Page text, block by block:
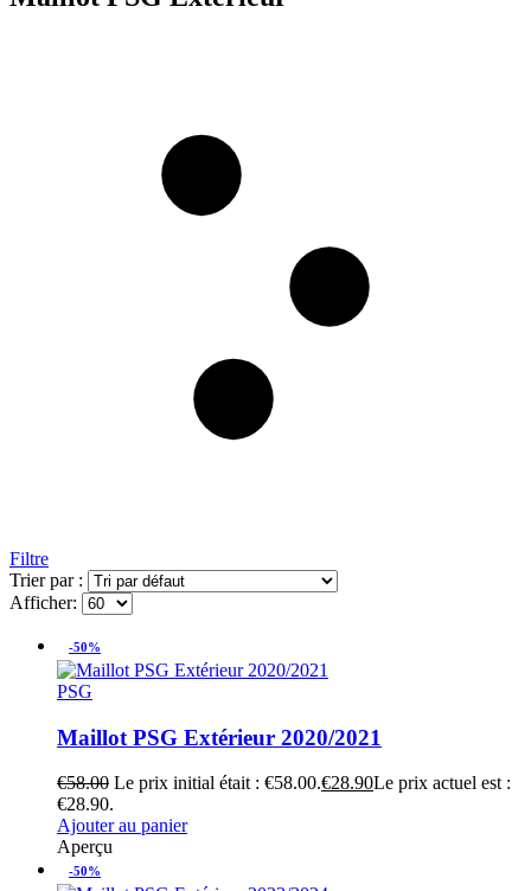
Filtre
Trier par :
Afficher:
-50%
PSG
Maillot PSG Extérieur 2020/2021
€58.00 Le prix initial était : €58.00.€28.90Le prix actuel est :
€28.90.
Ajouter au panier
Aperçu
-50%